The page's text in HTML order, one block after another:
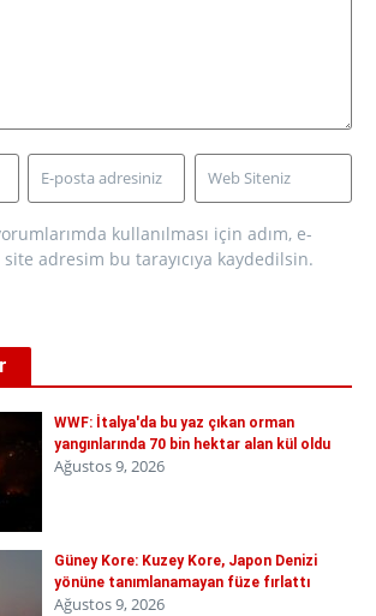
kullanılması için adım, e-
adresim bu tarayıcıya kaydedilsin.
WWF: İtalya'da bu yaz çıkan orman
yangınlarında 70 bin hektar alan kül oldu
Ağustos 9, 2026
Güney Kore: Kuzey Kore, Japon Denizi
yönüne tanımlanamayan füze fırlattı
Ağustos 9, 2026